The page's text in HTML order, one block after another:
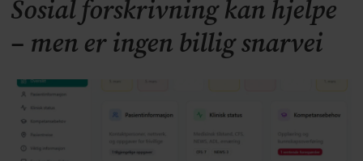
Sosial forskrivning kan hjelpe
– men er ingen billig snarvei